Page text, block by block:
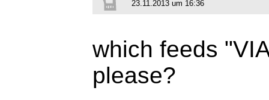
23.11.2013 um 16:36
which feeds
please?